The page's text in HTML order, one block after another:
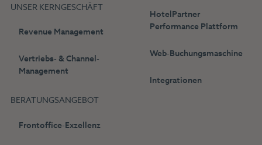
UNSER KERNGESCHÄFT
Revenue Management
Vertriebs- & Channel-
Management
BERATUNGSANGEBOT
Frontoffice-Exzellenz
HotelPartner
Performance Plattform
Web-Buchungsmaschine
Integrationen